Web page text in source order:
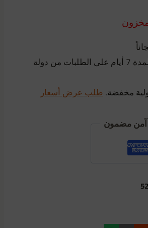
سياسة إرجاع لمدة 7 أيام على الطلبات من دولة
مخفضة.طلب عرض أسعار
مضمون